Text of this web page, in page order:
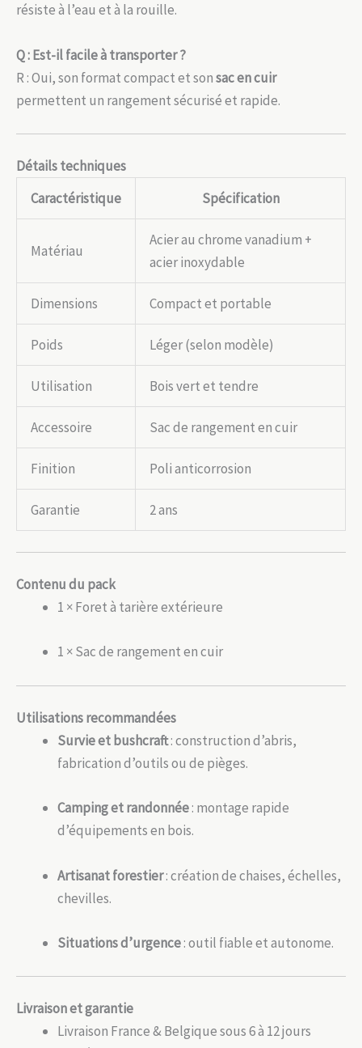
résiste à l’eau et à la rouille.
Q : Est-il facile à transporter ?
R : Oui, son format compact et sonsac en cuir
permettent un rangement sécurisé et rapide.
Détails techniques
Caractéristique
Spécification
Matériau
Acier au chrome vanadium +
acier inoxydable
Dimensions Compact et portable
Poids Léger (selon modèle)
Utilisation Bois vert et tendre
Accessoire Sac de rangement en cuir
Finition Poli anticorrosion
Garantie 2 ans
Contenu du pack
1 × Foret à tarière extérieure
1 × Sac de rangement en cuir
Utilisations recommandées
Survie et bushcraft: construction d’abris,
fabrication d’outils ou de pièges.
Camping et randonnée: montage rapide
d’équipements en bois.
Artisanat forestier: création de chaises, échelles,
chevilles.
Situations d’urgence: outil fiable et autonome.
Livraison et garantie
Livraison France & Belgique sous 6 à 12 jours